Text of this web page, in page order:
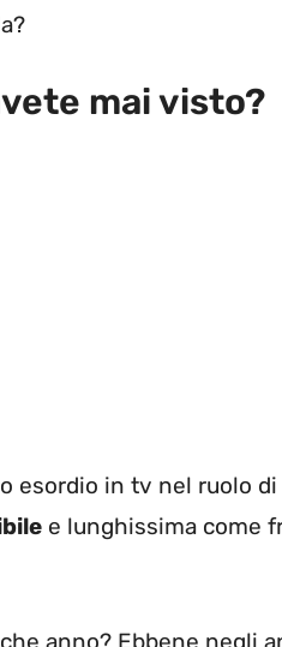
mai visto?
esordio in tv nel ruolo di
e lunghissima come